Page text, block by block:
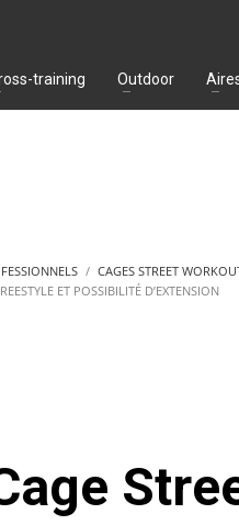
training Outdoor
CAGES STREET
ET POSSIBILITÉ D’EXTENSION